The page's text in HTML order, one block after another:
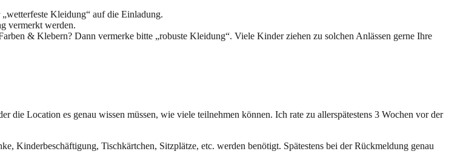
Kleidung“ auf die Einladung.
vermerkt werden.
& Klebern? Dann vermerke bitte „robuste Kleidung“. Viele Kinder ziehen zu solchen Anlässen gerne Ihre
Location es genau wissen müssen, wie viele teilnehmen können. Ich rate zu allerspätestens 3 Wochen vor der
Kinderbeschäftigung, Tischkärtchen, Sitzplätze, etc. werden benötigt. Spätestens bei der Rückmeldung genau